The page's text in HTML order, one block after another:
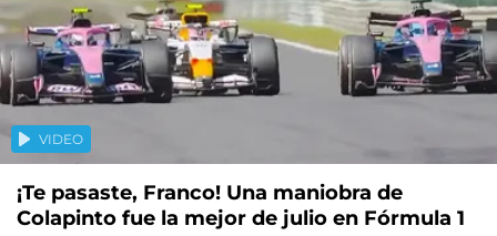
VIDEO
¡Te pasaste, Franco! Una maniobra de
Colapinto fue la mejor de julio en Fórmula 1